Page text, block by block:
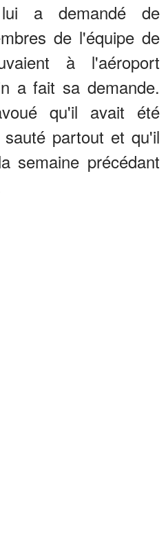
a demandé de
de l'équipe de
à l'aéroport
a fait sa demande.
qu'il avait été
partout et qu'il
semaine précédant